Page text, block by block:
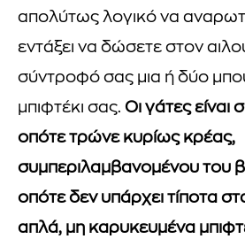
απολύτως λογικό να
εντάξει να δώσετε στον
σύντροφό σας μια ή δύο
μπιφτέκι σας. Οι γάτες είναι
οπότε τρώνε κυρίως κρέας,
συμπεριλαμβανομένου του
οπότε δεν υπάρχει τίποτα
απλά, μη καρυκευμένα